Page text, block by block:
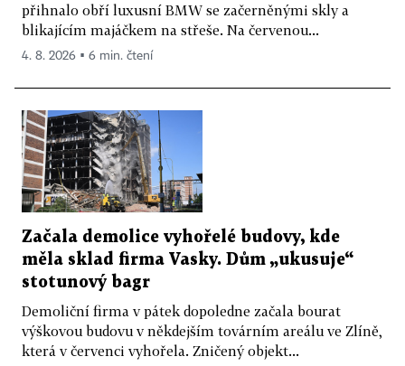
přihnalo obří luxusní BMW se začerněnými skly a
blikajícím majáčkem na střeše. Na červenou...
4. 8. 2026 ▪ 6 min. čtení
Začala demolice vyhořelé budovy, kde
měla sklad firma Vasky. Dům „ukusuje“
stotunový bagr
Demoliční firma v pátek dopoledne začala bourat
výškovou budovu v někdejším továrním areálu ve Zlíně,
která v červenci vyhořela. Zničený objekt...